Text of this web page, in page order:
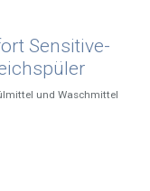
Sensitive-
und Waschmittel